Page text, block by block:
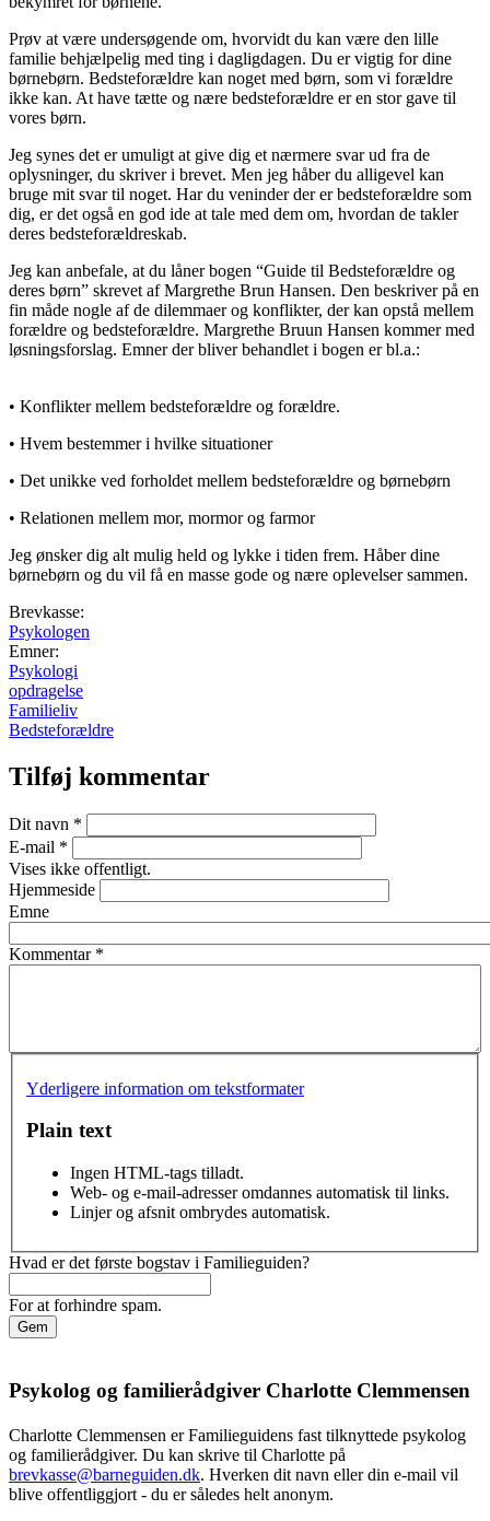
Prøv at være undersøgende om, hvorvidt du kan være den lille
familie behjælpelig med ting i dagligdagen. Du er vigtig for dine
børnebørn. Bedsteforældre kan noget med børn, som vi forældre
ikke kan. At have tætte og nære bedsteforældre er en stor gave til
vores børn.
Jeg synes det er umuligt at give dig et nærmere svar ud fra de
oplysninger, du skriver i brevet. Men jeg håber du alligevel kan
bruge mit svar til noget. Har du veninder der er bedsteforældre som
dig, er det også en god ide at tale med dem om, hvordan de takler
deres bedsteforældreskab.
Jeg kan anbefale, at du låner bogen “Guide til Bedsteforældre og
deres børn” skrevet af Margrethe Brun Hansen. Den beskriver på en
fin måde nogle af de dilemmaer og konflikter, der kan opstå mellem
forældre og bedsteforældre. Margrethe Bruun Hansen kommer med
løsningsforslag. Emner der bliver behandlet i bogen er bl.a.:
• Konflikter mellem bedsteforældre og forældre.
• Hvem bestemmer i hvilke situationer
• Det unikke ved forholdet mellem bedsteforældre og børnebørn
• Relationen mellem mor, mormor og farmor
Jeg ønsker dig alt mulig held og lykke i tiden frem. Håber dine
børnebørn og du vil få en masse gode og nære oplevelser sammen.
Brevkasse:
Psykologen
Emner:
Psykologi
opdragelse
Familieliv
Bedsteforældre
Tilføj kommentar
Dit navn *
E-mail *
Vises ikke offentligt.
Hjemmeside
Emne
Kommentar *
Yderligere information om tekstformater
Plain text
Ingen HTML-tags tilladt.
Web- og e-mail-adresser omdannes automatisk til links.
Linjer og afsnit ombrydes automatisk.
Hvad er det første bogstav i Familieguiden?
For at forhindre spam.
Psykolog og familierådgiver Charlotte Clemmensen
Charlotte Clemmensen er Familieguidens fast tilknyttede psykolog
og familierådgiver. Du kan skrive til Charlotte på
brevkasse@barneguiden.dk. Hverken dit navn eller din e-mail vil
blive offentliggjort - du er således helt anonym.